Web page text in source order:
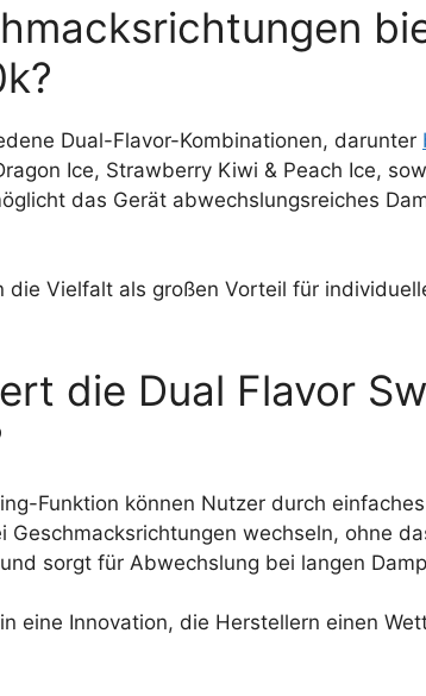
Dual-Flavor-Kombinationen, darunter
Ice, Strawberry Kiwi & Peach Ice,
das Gerät abwechslungsreiches
die Vielfalt als großen Vorteil für
die Dual Flavor
Funktion können Nutzer durch
Geschmacksrichtungen wechseln, ohne
sorgt für Abwechslung bei langen
eine Innovation, die Herstellern einen